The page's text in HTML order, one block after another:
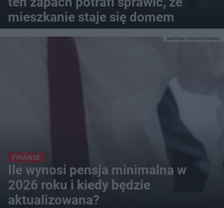
mieszkanie staje się domem
FINANSE
Ile wynosi pensja minimalna w
2026 roku i kiedy będzie
aktualizowana?
MATERIAŁ SPONSOROWANY